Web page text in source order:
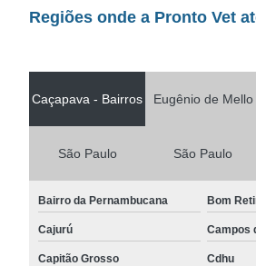
Regiões onde a Pronto Vet
Caçapava - Bairros Eugênio de Mello
São Paulo São Paulo
Bairro da Pernambucana Bom
Cajurú Campos
Capitão Grosso Cdhu